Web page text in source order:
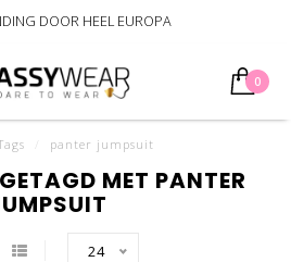
DOOR HEEL EUROPA
0
panter jumpsuit
MET PANTER
24